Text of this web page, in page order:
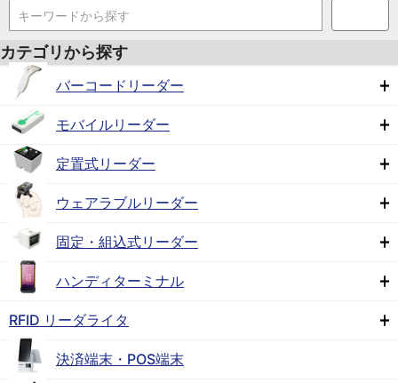
キーワードから探す
カテゴリから探す
バーコードリーダー
モバイルリーダー
定置式リーダー
ウェアラブルリーダー
固定・組込式リーダー
ハンディターミナル
RFID リーダライタ
決済端末・POS端末